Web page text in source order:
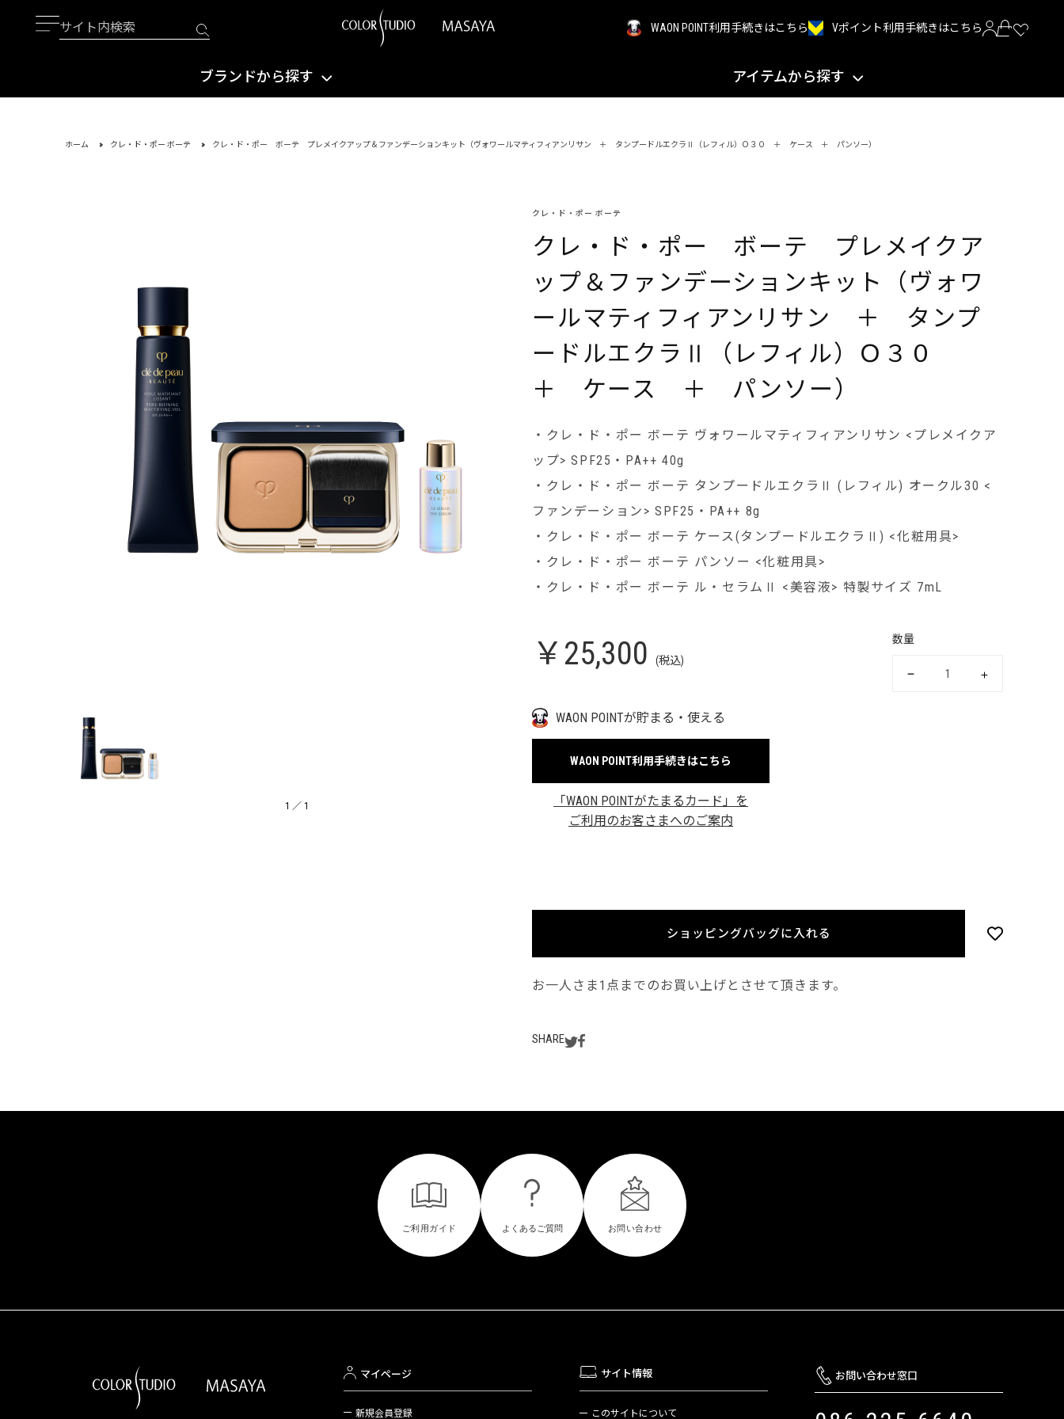
WAON POINT利用手続きはこちら Vポイント利用手続きはこちら
ブランドから探す アイテムから探す
ホーム クレ・ド・ポー ボーテ クレ・ド・ポー ボーテ プレメイクアップ＆ファンデーションキット（ヴォワールマティフィアンリサン ＋ タンプードルエクラⅡ（レフィル）Ｏ３０ ＋ ケース ＋ パンソー）
1 ／ 1
クレ・ド・ポー ボーテ
クレ・ド・ポー ボーテ プレメイクア
ップ＆ファンデーションキット（ヴォワ
ールマティフィアンリサン ＋ タンプ
ードルエクラⅡ（レフィル）Ｏ３０
＋ ケース ＋ パンソー）
・クレ・ド・ポー ボーテ ヴォワールマティフィアンリサン <プレメイクア
ップ> SPF25・PA++ 40g
・クレ・ド・ポー ボーテ タンプードルエクラⅡ (レフィル) オークル30 <
ファンデーション> SPF25・PA++ 8g
・クレ・ド・ポー ボーテ ケース(タンプードルエクラⅡ) <化粧用具>
・クレ・ド・ポー ボーテ パンソー <化粧用具>
・クレ・ド・ポー ボーテ ル・セラムⅡ <美容液> 特製サイズ 7mL
￥25,300 (税込)
数量
WAON POINTが貯まる・使える
WAON POINT利用手続きはこちら
「WAON POINTがたまるカード」を
ご利用のお客さまへのご案内
ショッピングバッグに入れる
お一人さま1点までのお買い上げとさせて頂きます。
SHARE
マイページ
新規会員登録
サイト情報
このサイトについて
お問い合わせ窓口